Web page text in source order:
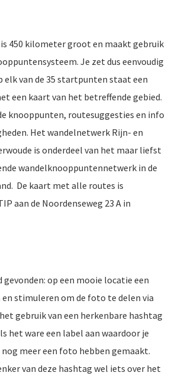
450 kilometer groot en maakt gebruik
Je zet dus eenvoudig
elk van de 35 startpunten staat een
een kaart van het betreffende gebied.
knooppunten, routesuggesties en info
Het wandelnetwerk Rijn- en
is onderdeel van het maar liefst
wandelknooppuntennetwerk in de
De kaart met alle routes is
aan de Noordenseweg 23 A in
gevonden: op een mooie locatie een
stimuleren om de foto te delen via
gebruik van een herkenbare hashtag
het ware een label aan waardoor je
meer een foto hebben gemaakt.
van deze hashtag wel iets over het